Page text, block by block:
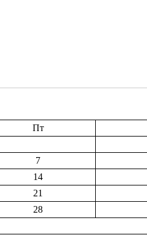
Пт
7
14
21
28